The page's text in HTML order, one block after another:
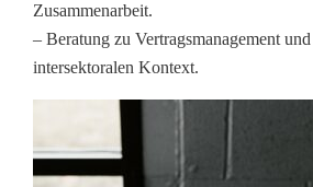
Zusammenarbeit.
– Beratung zu Vertragsmanagement
intersektoralen Kontext.